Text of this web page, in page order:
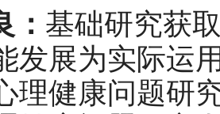
基础研究获
发展为实际运
理健康问题研